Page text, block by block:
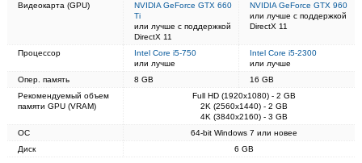
Видеокарта (GPU)
NVIDIA GeForce GTX 660
Ti
или лучше с поддержкой
DirectX 11
NVIDIA GeForce GTX 960
или лучше с поддержкой
DirectX 11
Процессор
Intel Core i5-750
или лучше
Intel Core i5-2300
или лучше
Опер. память
8 GB
16 GB
Рекомендуемый объем
памяти GPU (VRAM)
Full HD (1920x1080) - 2 GB
2K (2560x1440) - 2 GB
4K (3840x2160) - 3 GB
ОС
64-bit Windows 7 или новее
Диск
6 GB